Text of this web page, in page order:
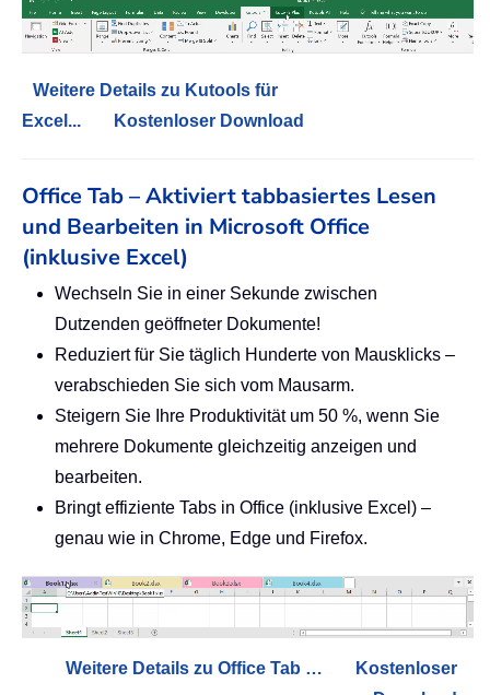
Weitere Details zu Kutools für
Excel...
Kostenloser Download
Office Tab – Aktiviert tabbasiertes Lesen
und Bearbeiten in Microsoft Office
(inklusive Excel)
Wechseln Sie in einer Sekunde zwischen
Dutzenden geöffneter Dokumente!
Reduziert für Sie täglich Hunderte von Mausklicks –
verabschieden Sie sich vom Mausarm.
Steigern Sie Ihre Produktivität um 50 %, wenn Sie
mehrere Dokumente gleichzeitig anzeigen und
bearbeiten.
Bringt effiziente Tabs in Office (inklusive Excel) –
genau wie in Chrome, Edge und Firefox.
Weitere Details zu Office Tab …
Kostenloser